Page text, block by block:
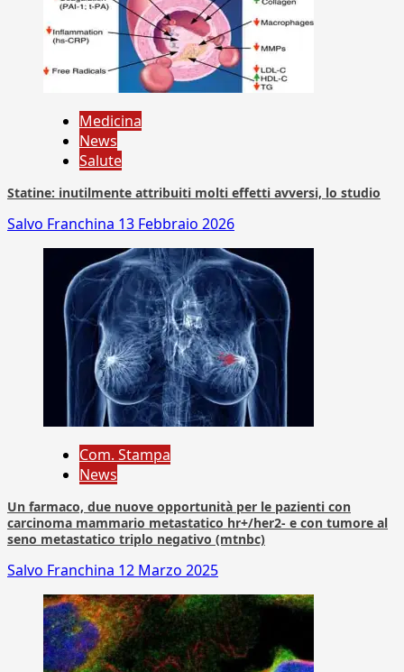
Medicina
News
Salute
Statine: inutilmente attribuiti molti effetti avversi, lo studio
Salvo Franchina 13 Febbraio 2026
Com. Stampa
News
Un farmaco, due nuove opportunità per le pazienti con
carcinoma mammario metastatico hr+/her2- e con tumore al
seno metastatico triplo negativo (mtnbc)
Salvo Franchina 12 Marzo 2025